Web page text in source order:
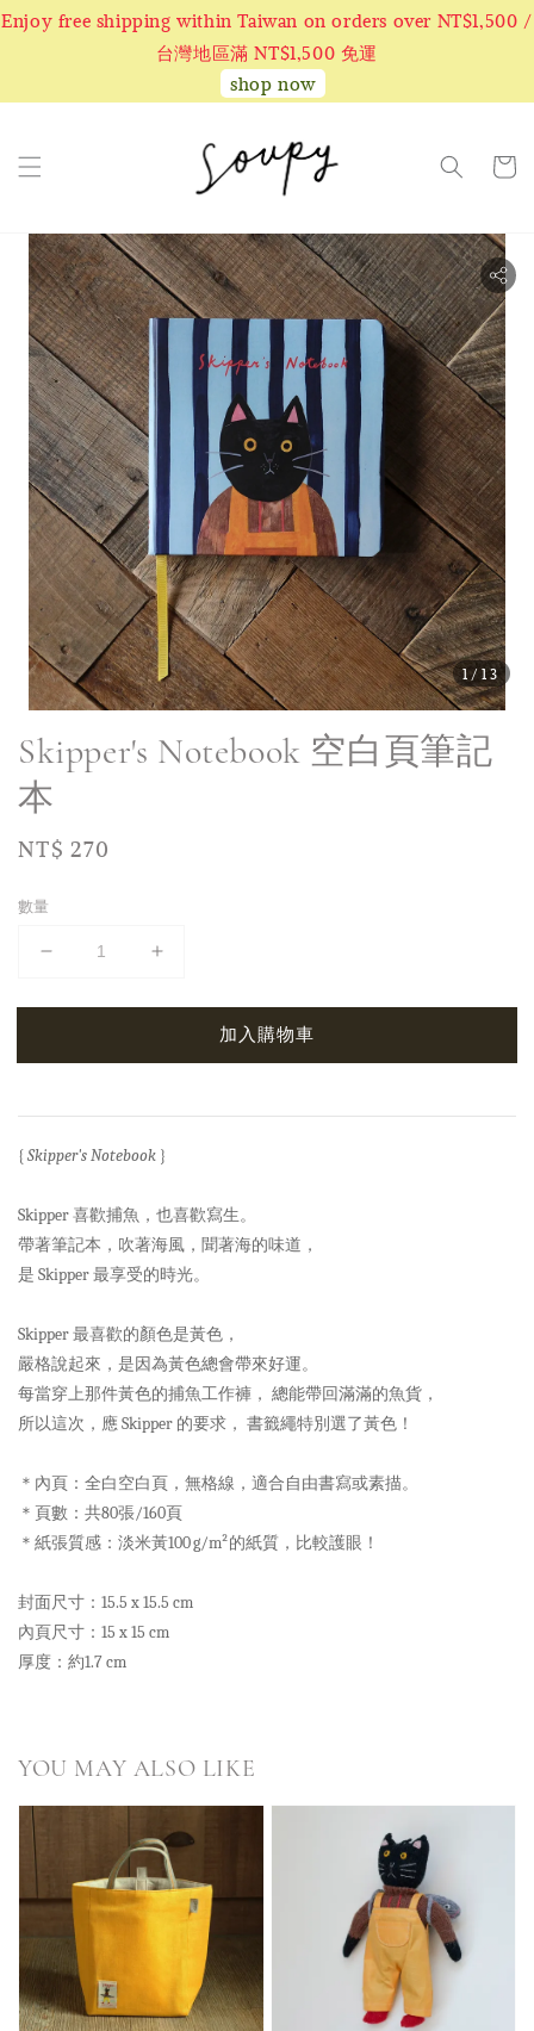
Enjoy free shipping within Taiwan on orders over NT$1,500 /
台灣地區滿 NT$1,500 免運
shop now
1/13
Skipper's Notebook 空白頁筆記
本
Regular
NT$ 270
數量
加入購物車
{Skipper's Notebook }
Skipper 喜歡捕魚，也喜歡寫生。
帶著筆記本，吹著海風，聞著海的味道，
是 Skipper 最享受的時光。
Skipper 最喜歡的顏色是黃色，
嚴格說起來，是因為黃色總會帶來好運。
每當穿上那件黃色的捕魚工作褲， 總能帶回滿滿的魚貨，
所以這次，應 Skipper 的要求， 書籤繩特別選了黃色！
＊內頁：全白空白頁，無格線，適合自由書寫或素描。
＊頁數：共80張/160頁
＊紙張質感：淡米黃100 g/m²的紙質，比較護眼！
封面尺寸：15.5 x 15.5 cm
內頁尺寸：15 x 15 cm
厚度：約1.7 cm
YOU MAY ALSO LIKE